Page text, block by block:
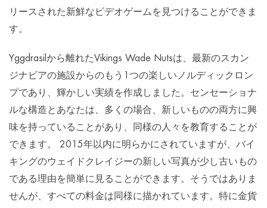
リースされた新鮮なビデオゲームを見つけることができま
す。
Yggdrasilから離れたVikings Wade Nutsは、最新のスカン
ジナビアの施設からのもう1つの楽しいノルディックロン
プであり、輝かしい実績を作成しました。センセーショナ
ルな構造とあなたは、多くの場合、新しいものの両方に興
味を持っていることがあり、同様の人々を教育することが
できます。 2015年以内に明らかにされていますが、バイ
キングのウェイドクレイジーの新しい写真が少し古いもの
である理由を簡単に見ることができます。そうではありま
せんが、すべての料金は同様に描かれています。特に金貨